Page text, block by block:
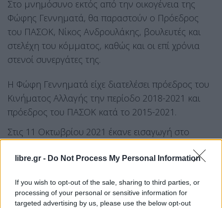
libre.gr - Do Not Process My Personal Information
If you wish to opt-out of the sale, sharing to third parties, or
processing of your personal or sensitive information for
targeted advertising by us, please use the below opt-out
Στο μνημόσυνο εκτός από την οικογένεια της
Φώφης Γεννηματά, θα παραστούν ο Πρόεδρος
του ΠΑΣΟΚ, Νίκος Ανδρουλάκης, βουλευτές και
στελέχη του κόμματος, καθώς και οι επί χρόνια
στενοί συνεργάτες της.
Η Φώφη Γεννηματά είχε διατελέσει πρόεδρος του
Κινήματος Αλλαγής την περίοδο 2018-2021 και
πρόεδρος του ΠΑΣΟΚ κατά το 2015-2021.
Στις 11 Οκτωβρίου 2021 έκανε εισαγωγή στο
μεγάλη επιδείνωση τη υγείας της άφησε την
Οκτωβρίου. Είχε διαγνωστεί από το 2008 με
καρκίνο του μαστού.